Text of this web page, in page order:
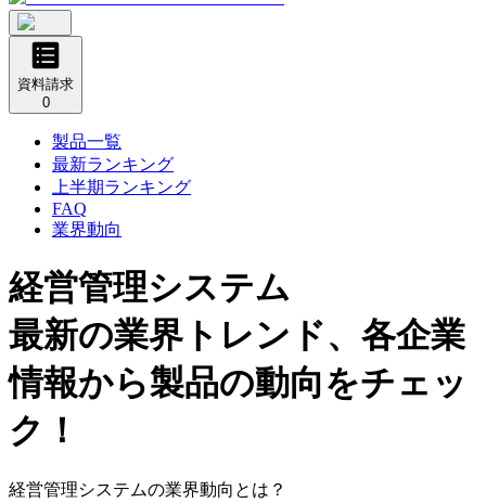
資料請求
0
製品一覧
最新ランキング
上半期ランキング
FAQ
業界動向
経営管理システム
最新の業界トレンド、各企業
情報から製品の動向をチェッ
ク！
経営管理システムの業界動向とは？